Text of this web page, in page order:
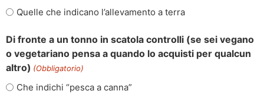
Quelle che indicano l’allevamento a terra
Di fronte a un tonno in scatola controlli (se sei vegano
o vegetariano pensa a quando lo acquisti per qualcun
altro) (Obbligatorio)
Che indichi “pesca a canna”